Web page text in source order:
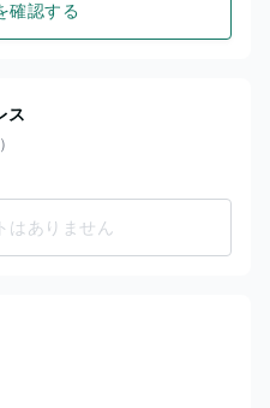
確認する
ス
はありません